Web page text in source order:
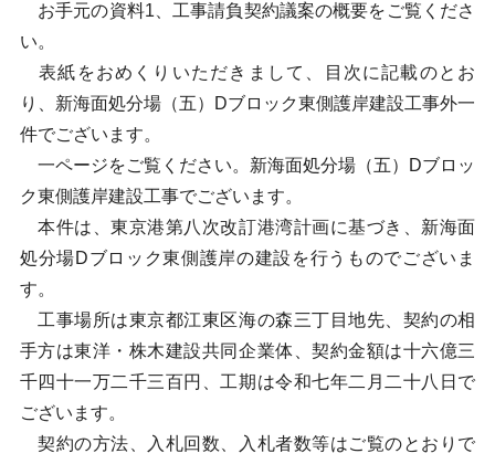
お手元の資料1、工事請負契約議案の概要をご覧くださ
い。
表紙をおめくりいただきまして、目次に記載のとお
り、新海面処分場（五）Dブロック東側護岸建設工事外一
件でございます。
一ページをご覧ください。新海面処分場（五）Dブロッ
ク東側護岸建設工事でございます。
本件は、東京港第八次改訂港湾計画に基づき、新海面
処分場Dブロック東側護岸の建設を行うものでございま
す。
工事場所は東京都江東区海の森三丁目地先、契約の相
手方は東洋・株木建設共同企業体、契約金額は十六億三
千四十一万二千三百円、工期は令和七年二月二十八日で
ございます。
契約の方法、入札回数、入札者数等はご覧のとおりで